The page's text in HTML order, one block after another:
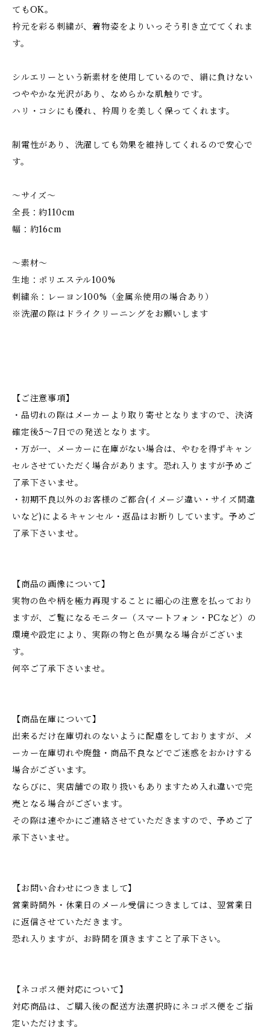
てもOK。
衿元を彩る刺繍が、着物姿をよりいっそう引き立ててくれま
す。
シルエリーという新素材を使用しているので、絹に負けない
つややかな光沢があり、なめらかな肌触りです。
ハリ・コシにも優れ、衿周りを美しく保ってくれます。
制電性があり、洗濯しても効果を維持してくれるので安心で
す。
～サイズ～
全長：約110cm
幅：約16cm
～素材～
生地：ポリエステル100%
刺繍糸：レーヨン100%（金属糸使用の場合あり）
※洗濯の際はドライクリーニングをお願いします
【ご注意事項】
・品切れの際はメーカーより取り寄せとなりますので、決済
確定後5～7日での発送となります。
・万が一、メーカーに在庫がない場合は、やむを得ずキャン
セルさせていただく場合があります。恐れ入りますが予めご
了承下さいませ。
・初期不良以外のお客様のご都合(イメージ違い・サイズ間違
いなど)によるキャンセル・返品はお断りしています。予めご
了承下さいませ。
【商品の画像について】
実物の色や柄を極力再現することに細心の注意を払っており
ますが、ご覧になるモニター（スマートフォン・PCなど）の
環境や設定により、実際の物と色が異なる場合がございま
す。
何卒ご了承下さいませ。
【商品在庫について】
出来るだけ在庫切れのないように配慮をしておりますが、メ
ーカー在庫切れや廃盤・商品不良などでご迷惑をおかけする
場合がございます。
ならびに、実店舗での取り扱いもありますため入れ違いで完
売となる場合がございます。
その際は速やかにご連絡させていただきますので、予めご了
承下さいませ。
【お問い合わせにつきまして】
営業時間外・休業日のメール受信につきましては、翌営業日
に返信させていただきます。
恐れ入りますが、お時間を頂きますこと了承下さい。
【ネコポス便対応について】
対応商品は、ご購入後の配送方法選択時にネコポス便をご指
定いただけます。